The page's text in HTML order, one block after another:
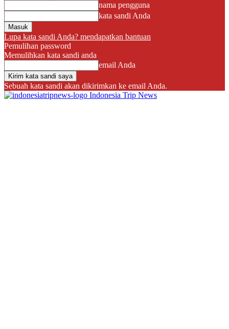
nama pengguna
kata sandi Anda
Lupa kata sandi Anda? mendapatkan bantuan
Pemulihan password
Memulihkan kata sandi anda
email Anda
Sebuah kata sandi akan dikirimkan ke email Anda.
Indonesia Trip News